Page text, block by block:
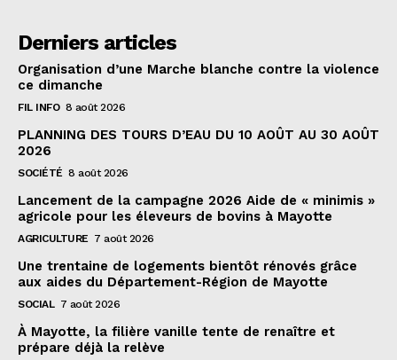
Derniers articles
Organisation d’une Marche blanche contre la violence
ce dimanche
FIL INFO 8 août 2026
PLANNING DES TOURS D’EAU DU 10 AOÛT AU 30 AOÛT
2026
SOCIÉTÉ 8 août 2026
Lancement de la campagne 2026 Aide de « minimis »
agricole pour les éleveurs de bovins à Mayotte
AGRICULTURE 7 août 2026
Une trentaine de logements bientôt rénovés grâce
aux aides du Département-Région de Mayotte
SOCIAL 7 août 2026
À Mayotte, la filière vanille tente de renaître et
prépare déjà la relève